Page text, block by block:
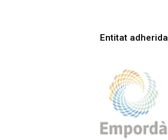
Entitat adherida